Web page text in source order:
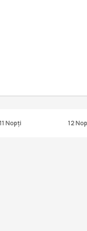
11 Nopți 12